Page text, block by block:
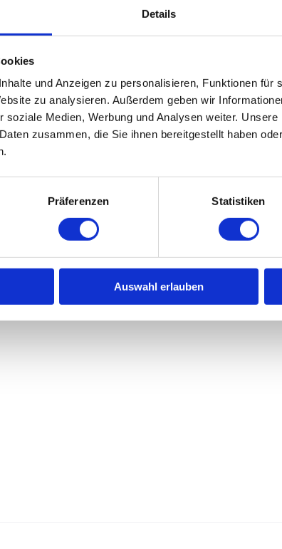
Details
und Anzeigen zu personalisieren, Funktionen für
zu analysieren. Außerdem geben wir
soziale Medien, Werbung und Analysen weiter.
zusammen, die Sie ihnen bereitgestellt haben
Präferenzen Statistiken
Auswahl erlauben
bedarf vorheriger ausdrücklicher
Verarbeitung bzw. Wiedergabe von
von Web-Seiten für den privaten,
das Zitieren unserer Dokumente und